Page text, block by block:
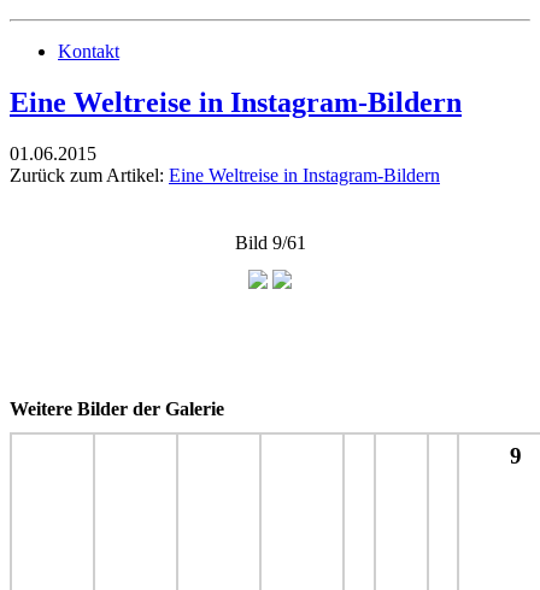
Kontakt
Eine Weltreise in Instagram-Bildern
01.06.2015
Zurück zum Artikel: Eine Weltreise in Instagram-Bildern
Bild 9/61
Weitere Bilder der Galerie
9